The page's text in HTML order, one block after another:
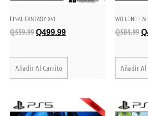
FINAL FANTASY XVI
Q559.99 Q499.99
Añadir Al Carrito
WO LONG
Q504.99 Q
Añadir